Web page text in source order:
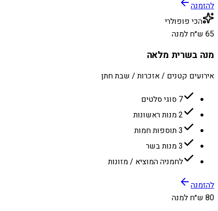
להזמנה
הכי פופולרי
65 ש״ח למנה
מנה בשרית מלאה
אירועים קטנים / אזכרות / שבת חתן
7 סוגי סלטים
2 מנות ראשונות
3 תוספות חמות
3 מנות בשר
לחמניה המוציא / מזונות
להזמנה
80 ש״ח למנה